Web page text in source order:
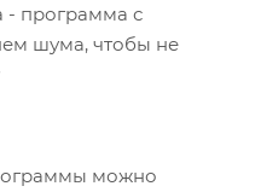
- программа с
шума, чтобы не
можно